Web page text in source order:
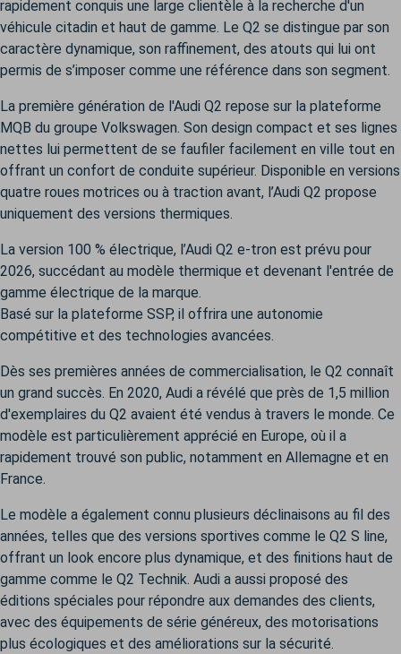
rapidement conquis une large clientèle à la recherche d'un
véhicule citadin et haut de gamme. Le Q2 se distingue par son
caractère dynamique, son raffinement, des atouts qui lui ont
permis de s’imposer comme une référence dans son segment.
La première génération de l'Audi Q2 repose sur la plateforme
MQB du groupe Volkswagen. Son design compact et ses lignes
nettes lui permettent de se faufiler facilement en ville tout en
offrant un confort de conduite supérieur. Disponible en versions
quatre roues motrices ou à traction avant, l’Audi Q2 propose
uniquement des versions thermiques.
La version 100 % électrique, l’Audi Q2 e-tron est prévu pour
2026, succédant au modèle thermique et devenant l'entrée de
gamme électrique de la marque.
Basé sur la plateforme SSP, il offrira une autonomie
compétitive et des technologies avancées.
Dès ses premières années de commercialisation, le Q2 connaît
un grand succès. En 2020, Audi a révélé que près de 1,5 million
d'exemplaires du Q2 avaient été vendus à travers le monde. Ce
modèle est particulièrement apprécié en Europe, où il a
rapidement trouvé son public, notamment en Allemagne et en
France.
Le modèle a également connu plusieurs déclinaisons au fil des
années, telles que des versions sportives comme le Q2 S line,
offrant un look encore plus dynamique, et des finitions haut de
gamme comme le Q2 Technik. Audi a aussi proposé des
éditions spéciales pour répondre aux demandes des clients,
avec des équipements de série généreux, des motorisations
plus écologiques et des améliorations sur la sécurité.